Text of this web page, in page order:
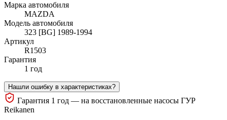
Марка автомобиля
MAZDA
Модель автомобиля
323 [BG] 1989-1994
Артикул
R1503
Гарантия
1 год
Нашли ошибку в характеристиках?
Гарантия 1 год — на восстановленные насосы ГУР
Reikanen